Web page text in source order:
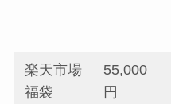
楽天市場
福袋
55,000
円